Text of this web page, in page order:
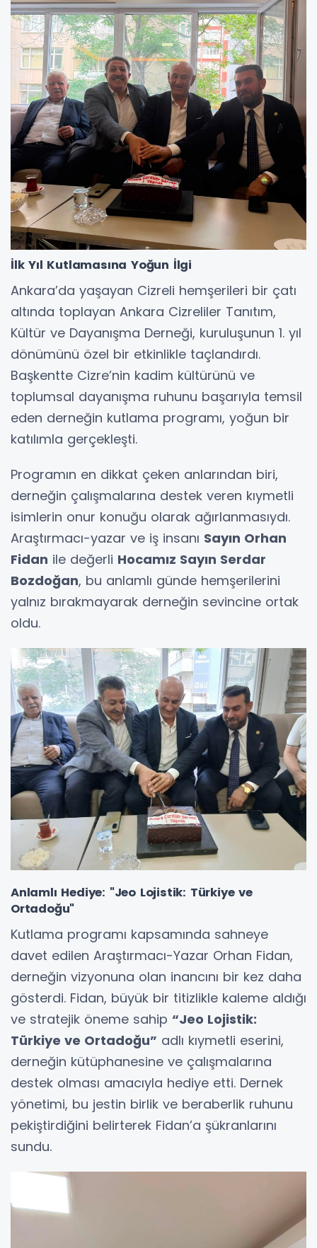
İlk Yıl Kutlamasına Yoğun İlgi
Ankara’da yaşayan Cizreli hemşerileri bir çatı
altında toplayan Ankara Cizreliler Tanıtım,
Kültür ve Dayanışma Derneği, kuruluşunun 1. yıl
dönümünü özel bir etkinlikle taçlandırdı.
Başkentte Cizre’nin kadim kültürünü ve
toplumsal dayanışma ruhunu başarıyla temsil
eden derneğin kutlama programı, yoğun bir
katılımla gerçekleşti.
Programın en dikkat çeken anlarından biri,
derneğin çalışmalarına destek veren kıymetli
isimlerin onur konuğu olarak ağırlanmasıydı.
Araştırmacı-yazar ve iş insanı Sayın Orhan
Fidan ile değerli Hocamız Sayın Serdar
Bozdoğan, bu anlamlı günde hemşerilerini
yalnız bırakmayarak derneğin sevincine ortak
oldu.
Anlamlı Hediye: "Jeo Lojistik: Türkiye ve
Ortadoğu"
Kutlama programı kapsamında sahneye
davet edilen Araştırmacı-Yazar Orhan Fidan,
derneğin vizyonuna olan inancını bir kez daha
gösterdi. Fidan, büyük bir titizlikle kaleme aldığı
ve stratejik öneme sahip “Jeo Lojistik:
Türkiye ve Ortadoğu” adlı kıymetli eserini,
derneğin kütüphanesine ve çalışmalarına
destek olması amacıyla hediye etti. Dernek
yönetimi, bu jestin birlik ve beraberlik ruhunu
pekiştirdiğini belirterek Fidan’a şükranlarını
sundu.